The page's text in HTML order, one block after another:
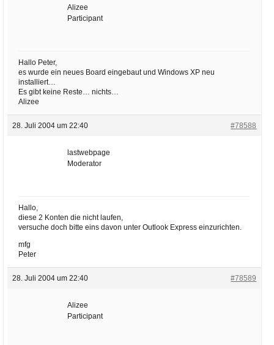
Alizee
Participant
Hallo Peter,
es wurde ein neues Board eingebaut und Windows XP neu
installiert…
Es gibt keine Reste… nichts…
Alizee
28. Juli 2004 um 22:40 #78588
lastwebpage
Moderator
Hallo,
diese 2 Konten die nicht laufen,
versuche doch bitte eins davon unter Outlook Express einzurichten.
mfg
Peter
28. Juli 2004 um 22:40 #78589
Alizee
Participant